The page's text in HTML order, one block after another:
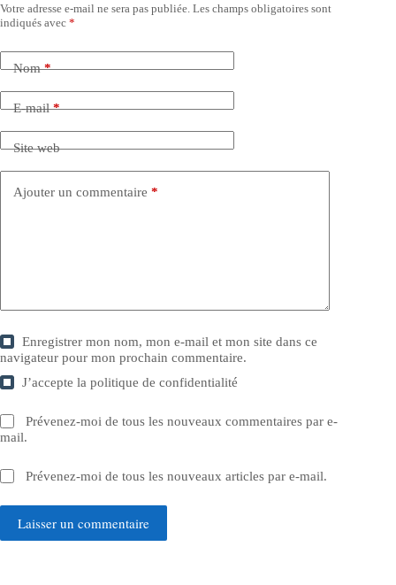
Votre adresse e-mail ne sera pas publiée. Les champs obligatoires sont
indiqués avec *
Nom*
E-mail*
Site web
Ajouter un commentaire *
Enregistrer mon nom, mon e-mail et mon site dans ce
navigateur pour mon prochain commentaire.
J’accepte lapolitique de confidentialité
Prévenez-moi de tous les nouveaux commentaires par e-
mail.
Prévenez-moi de tous les nouveaux articles par e-mail.
Laisser un commentaire